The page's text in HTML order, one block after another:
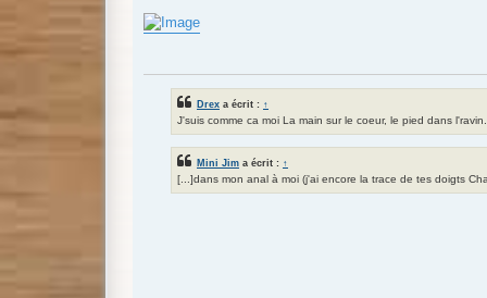
s
s
Drex a écrit : ↑
J'suis comme ca moi La main sur le coeur, le pied dans l'ravin.
Mini Jim a écrit : ↑
[...]dans mon anal à moi (j'ai encore la trace de tes doigts